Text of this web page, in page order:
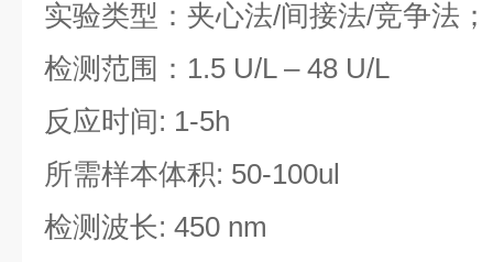
实验类型：夹心法/间接法/竞争法；
检测范围：1.5 U/L – 48 U/L
反应时间: 1-5h
所需样本体积: 50-100ul
检测波长: 450 nm